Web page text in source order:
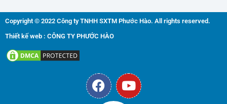
Copyright © 2022 Công ty TNHH SXTM Phước Hào. All rights reserved.
Thiết kế web : CÔNG TY PHƯỚC HÀO
F
a
Y
o